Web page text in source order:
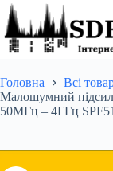
Перейти
до
вмісту
Головна Всі
Малошумний
50МГц – 4ГГц